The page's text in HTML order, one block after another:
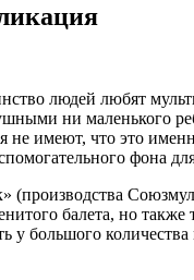
людей любят
ни маленького
не имеют, что это
фона
(производства
балета, но
большого